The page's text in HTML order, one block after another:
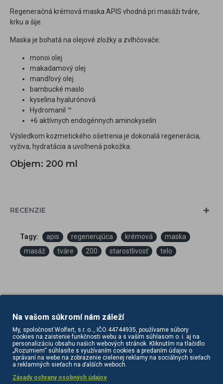
Regeneračná krémová maska APIS vhodná pri masáži tváre,
krku a šije.
Maska je bohatá na olejové zložky a zvlhčovače:
monoi olej
makadamový olej
mandľový olej
bambucké maslo
kyselina hyalurónová
Hydromanil ™
+6 aktívnych endogénnych aminokyselín
Výsledkom kozmetického ošetrenia je dokonalá regenerácia,
vyživa, hydratácia a uvoľnená pokožka.
Objem: 200 ml
RECENZIE
Tagy: apis regenerujúca krémová
maska
masáž
tváre 200 starostlivosť telo
PODOBNÉ PRODUKTY
Na vašom súkromí nám záleží
My, spoločnosť Wolfert, s.r..o.., IČO 44744935, používame súbory
cookies na zaistenie funkčnosti webu a s vaším súhlasom o. i. aj na
personalizáciu obsahu našich webových stránok. Kliknutím na tlačidlo
„Rozumiem“ súhlasíte s využívaním cookies a predaním údajov o
správaní na webe na zobrazenie cielenej reklamy na sociálnych sieťach
a reklamných sieťach na ďalších weboch.
Zásady ochrany osobných údajov